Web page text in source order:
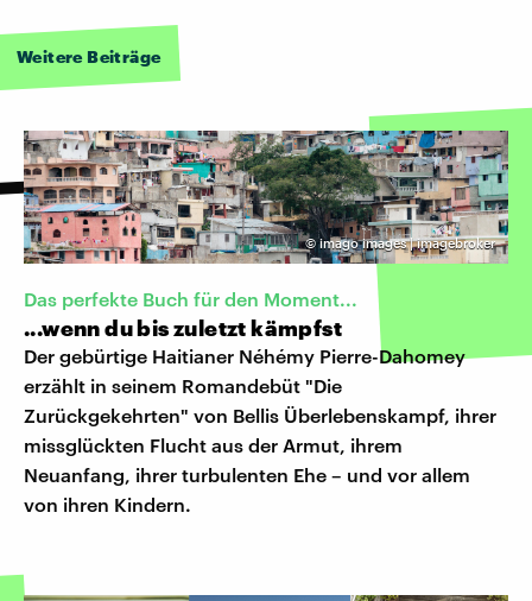
Weitere Beiträge
©imago images | imagebroker
Das perfekte Buch für den Moment...
...wenn du bis zuletzt kämpfst
Der gebürtige Haitianer Néhémy Pierre-Dahomey
erzählt in seinem Romandebüt "Die
Zurückgekehrten" von Bellis Überlebenskampf, ihrer
missglückten Flucht aus der Armut, ihrem
Neuanfang, ihrer turbulenten Ehe – und vor allem
von ihren Kindern.